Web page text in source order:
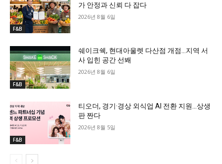
F&B
가 안정과 신뢰 다 잡다
2026년 8월 6일
F&B
쉐이크쉑, 현대아울렛 다산점 개점…지역 서
사 입힌 공간 선봬
2026년 8월 6일
F&B
티오더, 경기·경상 외식업 AI 전환 지원…상생
판 짠다
2026년 8월 5일